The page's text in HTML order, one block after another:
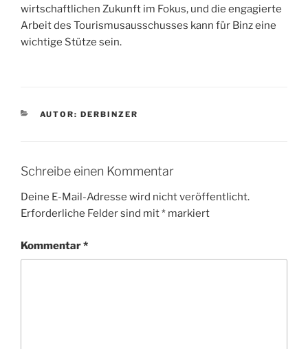
wirtschaftlichen Zukunft im Fokus, und die engagierte
Arbeit des Tourismusausschusses kann für Binz eine
wichtige Stütze sein.
KATEGORIEN
AUTOR: DERBINZER
Schreibe einen Kommentar
Deine E-Mail-Adresse wird nicht veröffentlicht.
Erforderliche Felder sind mit* markiert
Kommentar*